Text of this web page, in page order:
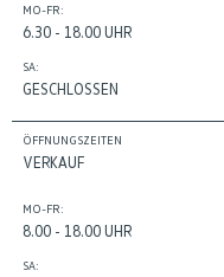
MO-FR:
6.30 - 18.00 UHR
SA:
GESCHLOSSEN
ÖFFNUNGSZEITEN
VERKAUF
MO-FR:
8.00 - 18.00 UHR
SA: